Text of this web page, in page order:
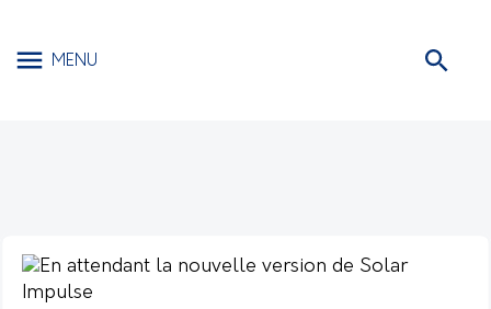
MENU